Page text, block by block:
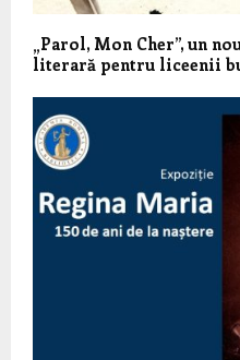
„Parol, Mon Cher”, un
literară pentru liceenii